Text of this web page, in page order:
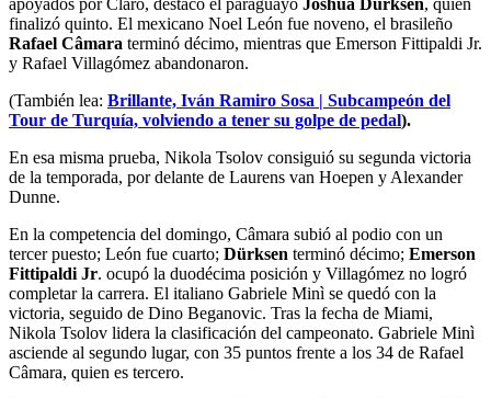
finalizó quinto. El mexicano Noel León fue noveno, el brasileño
Rafael Câmara terminó décimo, mientras que Emerson Fittipaldi Jr.
y Rafael Villagómez abandonaron.
(También lea: Brillante, Iván Ramiro Sosa | Subcampeón del
Tour de Turquía, volviendo a tener su golpe de pedal).
En esa misma prueba, Nikola Tsolov consiguió su segunda victoria
de la temporada, por delante de Laurens van Hoepen y Alexander
Dunne.
En la competencia del domingo, Câmara subió al podio con un
tercer puesto; León fue cuarto; Dürksen terminó décimo; Emerson
Fittipaldi Jr. ocupó la duodécima posición y Villagómez no logró
completar la carrera. El italiano Gabriele Minì se quedó con la
victoria, seguido de Dino Beganovic. Tras la fecha de Miami,
Nikola Tsolov lidera la clasificación del campeonato. Gabriele Minì
asciende al segundo lugar, con 35 puntos frente a los 34 de Rafael
Câmara, quien es tercero.